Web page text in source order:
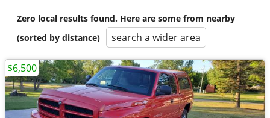
Zero local results found. Here are some from nearby
(sorted by distance)
search a wider area
$6,500